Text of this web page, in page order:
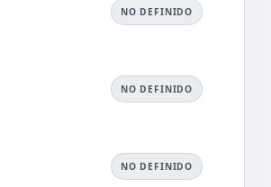
NO DEFINIDO
NO DEFINIDO
NO DEFINIDO